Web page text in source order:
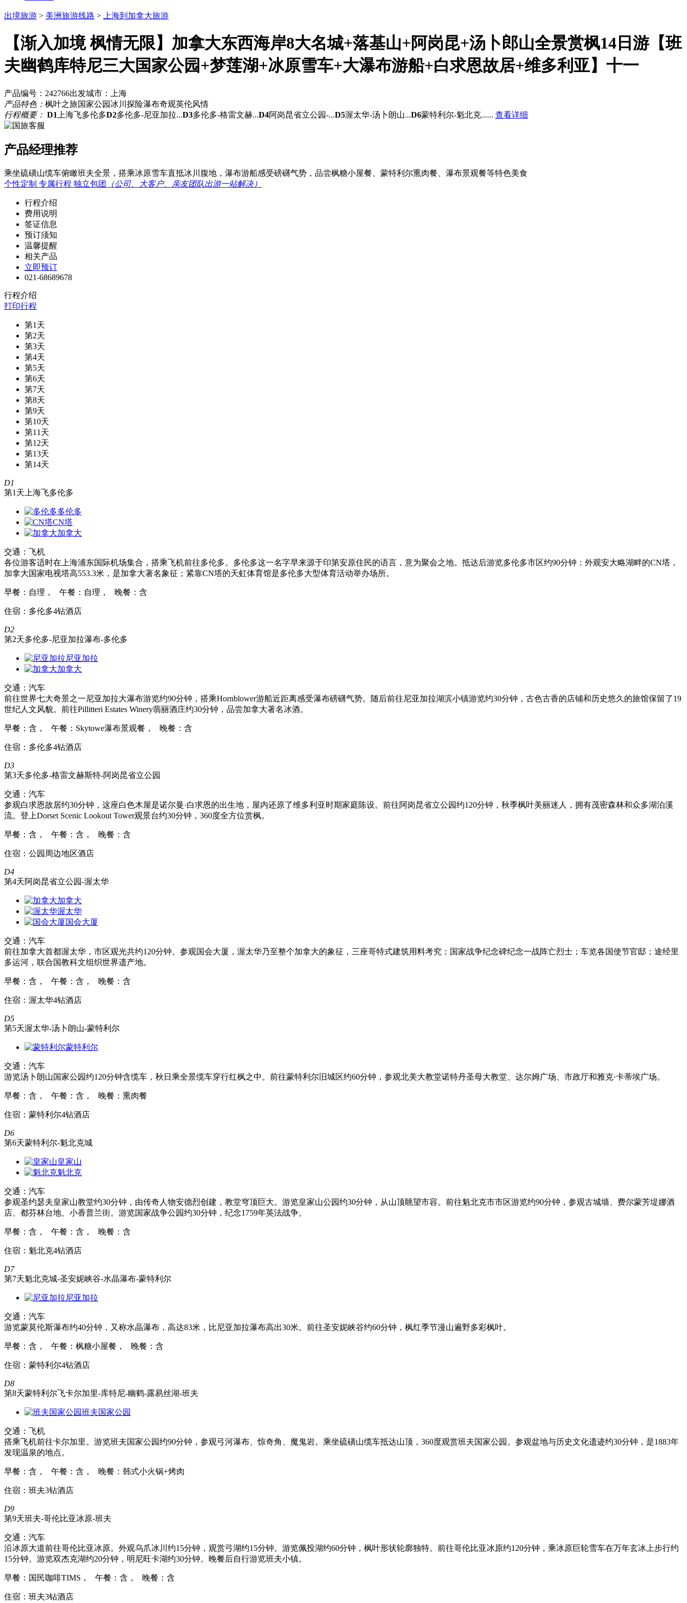
出境旅游 > 美洲旅游线路 > 上海到加拿大旅游
【渐入加境 枫情无限】加拿大东西海岸8大名城+落基山+阿岗昆+汤卜郎山全景赏枫14日游【班
夫幽鹤库特尼三大国家公园+梦莲湖+冰原雪车+大瀑布游船+白求恩故居+维多利亚】 十一
产品编号：242766出发城市：上海
产品特色： 枫叶之旅国家公园 冰川探险瀑布奇观英伦风情
行程概要： D1 上海飞多伦多D2多伦多-尼亚加拉...D3多伦多-格雷文赫...D4阿岗昆省立公园-...D5渥太华-汤卜朗山...D6蒙特利尔-魁北克...... 查看详细
产品经理推荐
乘坐硫磺山缆车俯瞰班夫全景，搭乘冰原雪车直抵冰川腹地，瀑布游船感受磅礴气势，品尝枫糖小屋餐、蒙特利尔熏肉餐、瀑布景观餐等特色美食
个性定制 专属行程 独立包团
（公司、大客户、亲友团队出游一站解决）
行程介绍
费用说明
签证信息
预订须知
温馨提醒
相关产品
立即预订
021-68689678
行程介绍
打印行程
第1天
第2天
第3天
第4天
第5天
第6天
第7天
第8天
第9天
第10天
第11天
第12天
第13天
第14天
D1
第1天 上海飞多伦多
多伦多
CN塔
加拿大
交通：飞机
各位游客适时在上海浦东国际机场集合，搭乘飞机前往多伦多。多伦多这一名字早来源于印第安原住民的语言，意为聚会之地。抵达后游览多伦多市区约90分钟：外观安大略湖畔的CN塔，
加拿大国家电视塔高553.3米，是加拿大著名象征；紧靠CN塔的天虹体育馆是多伦多大型体育活动举办场所。
早餐：自理， 午餐：自理， 晚餐：含
住宿：多伦多4钻酒店
D2
第2天多伦多-尼亚加拉瀑布-多伦多
尼亚加拉
加拿大
交通：汽车
前往世界七大奇景之一尼亚加拉大瀑布游览约90分钟，搭乘Hornblower游船近距离感受瀑布磅礴气势。随后前往尼亚加拉湖滨小镇游览约30分钟，古色古香的店铺和历史悠久的旅馆保留了19
世纪人文风貌。前往Pillitteri Estates Winery翡丽酒庄约30分钟，品尝加拿大著名冰酒。
早餐：含， 午餐：Skytowe瀑布景观餐， 晚餐：含
住宿：多伦多4钻酒店
D3
第3天多伦多-格雷文赫斯特-阿岗昆省立公园
交通：汽车
参观白求恩故居约30分钟，这座白色木屋是诺尔曼·白求恩的出生地，屋内还原了维多利亚时期家庭陈设。前往阿岗昆省立公园约120分钟，秋季枫叶美丽迷人，拥有茂密森林和众多湖泊溪
流。登上Dorset Scenic Lookout Tower观景台约30分钟，360度全方位赏枫。
早餐：含， 午餐：含， 晚餐：含
住宿：公园周边地区酒店
D4
第4天阿岗昆省立公园-渥太华
加拿大
渥太华
国会大厦
交通：汽车
前往加拿大首都渥太华，市区观光共约120分钟。参观国会大厦，渥太华乃至整个加拿大的象征，三座哥特式建筑用料考究；国家战争纪念碑纪念一战阵亡烈士；车览各国使节官邸；途经里
多运河，联合国教科文组织世界遗产地。
早餐：含， 午餐：含， 晚餐：含
住宿：渥太华4钻酒店
D5
第5天渥太华-汤卜朗山-蒙特利尔
蒙特利尔
交通：汽车
游览汤卜朗山国家公园约120分钟含缆车，秋日乘全景缆车穿行红枫之中。前往蒙特利尔旧城区约60分钟，参观北美大教堂诺特丹圣母大教堂、达尔姆广场、市政厅和雅克·卡蒂埃广场。
早餐：含， 午餐：含， 晚餐：熏肉餐
住宿：蒙特利尔4钻酒店
D6
第6天蒙特利尔-魁北克城
皇家山
魁北克
交通：汽车
参观圣约瑟夫皇家山教堂约30分钟，由传奇人物安德烈创建，教堂穹顶巨大。游览皇家山公园约30分钟，从山顶眺望市容。前往魁北克市市区游览约90分钟，参观古城墙、费尔蒙芳堤娜酒
店、都芬林台地、小香普兰街。游览国家战争公园约30分钟，纪念1759年英法战争。
早餐：含， 午餐：含， 晚餐：含
住宿：魁北克4钻酒店
D7
第7天魁北克城-圣安妮峡谷-水晶瀑布-蒙特利尔
尼亚加拉
交通：汽车
游览蒙莫伦斯瀑布约40分钟，又称水晶瀑布，高达83米，比尼亚加拉瀑布高出30米。前往圣安妮峡谷约60分钟，枫红季节漫山遍野多彩枫叶。
早餐：含， 午餐：枫糖小屋餐， 晚餐：含
住宿：蒙特利尔4钻酒店
D8
第8天蒙特利尔飞卡尔加里-库特尼-幽鹤-露易丝湖-班夫
班夫国家公园
交通：飞机
搭乘飞机前往卡尔加里。游览班夫国家公园约90分钟，参观弓河瀑布、惊奇角、魔鬼岩。乘坐硫磺山缆车抵达山顶，360度观赏班夫国家公园。参观盆地与历史文化遗迹约30分钟，是1883年
发现温泉的地点。
早餐：含， 午餐：含， 晚餐：韩式小火锅+烤肉
住宿：班夫3钻酒店
D9
第9天班夫-哥伦比亚冰原-班夫
交通：汽车
沿冰原大道前往哥伦比亚冰原。外观乌爪冰川约15分钟，观赏弓湖约15分钟。游览佩投湖约60分钟，枫叶形状轮廓独特。前往哥伦比亚冰原约120分钟，乘冰原巨轮雪车在万年玄冰上步行约
15分钟。游览双杰克湖约20分钟，明尼旺卡湖约30分钟。晚餐后自行游览班夫小镇。
早餐：国民咖啡TIMS， 午餐：含， 晚餐：含
住宿：班夫3钻酒店